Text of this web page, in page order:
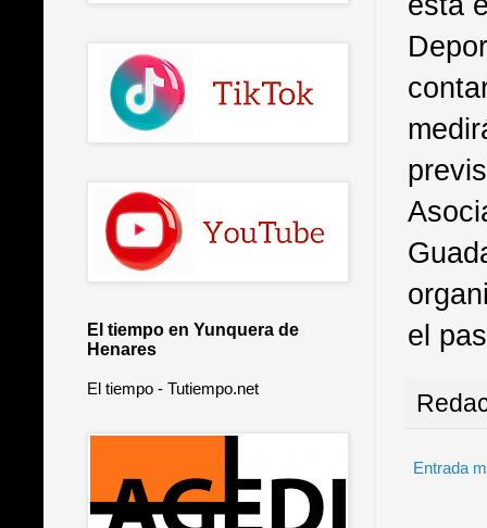
el
Entrada
El tiempo en Yunquera de
Henares
El tiempo - Tutiempo.net